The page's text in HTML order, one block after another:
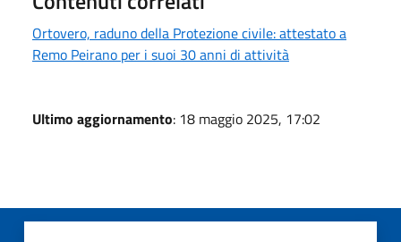
Ortovero, raduno della Protezione civile: attestato a
Remo Peirano per i suoi 30 anni di attività
Ultimo aggiornamento: 18 maggio 2025, 17:02